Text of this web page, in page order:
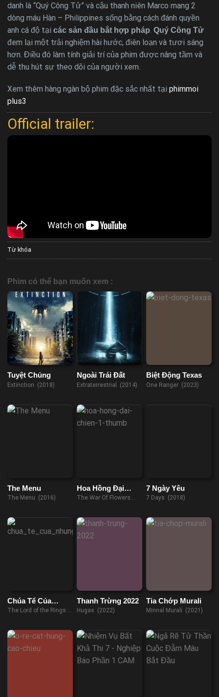
danh là “Quý Công Tử” và cậu thanh niên Marco mang 2
dòng máu Hàn – Philippines sống bằng cách đánh quyền
anh cá độ tại các sản đầu bắt hợp pháp Quý Công Tử
đem lại một trải nghiệm hài hước, điên loạn và tươi sáng
hơn. Điều đó làm tính giải trí của phim được nâng tầm và
dễ thu hút sự theo dõi của người xem.
Xem thêm hàng ngàn bộ phim đặc sắc nhất tại phimmoi
plus3
Official trailer:
Từ khóa
Phim có thể bạn muốn xem :
Tuyệt Chủng
Extinction (2018)
Ngoài Trái Đất
Extraterrestrial (2014)
Biệt Động Texas
One Ranger (2023)
The Menu
The Menu (2016)
Hoa Hồng Đại
Chiến
The War Of Flowers
7 Ngày Yêu
7 Days (2018)
Chúa Tể Của
Những Chiếc
Chiếc Nhẫn Quyền
Năng
The Lord of the Rings:
(2022)
Thanh Trừng 2022
Hugas (2022)
Tia Chớp Murali
Minnal Murali (2021)